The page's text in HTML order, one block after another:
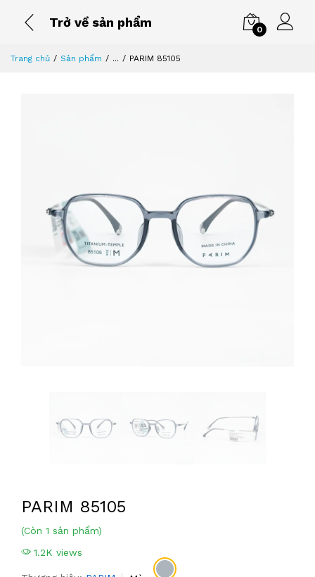
Trở về sản phẩm
0
Trang chủ Sản phẩm ... PARIM 85105
PARIM 85105
(Còn 1 sản phẩm)
1.2K views